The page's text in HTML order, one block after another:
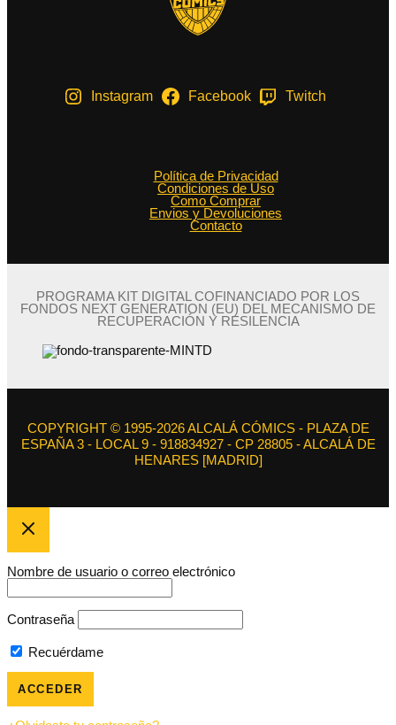
Instagram Facebook Twitch
Política de Privacidad
Condiciones de Uso
Como Comprar
Envios y Devoluciones
Contacto
PROGRAMA KIT DIGITAL COFINANCIADO POR LOS
FONDOS NEXT GENERATION (EU) DEL MECANISMO DE
RECUPERACIÓN Y RESILENCIA
COPYRIGHT © 1995-2026 ALCALÁ CÓMICS - PLAZA DE
ESPAÑA 3 - LOCAL 9 - 918834927 - CP 28805 - ALCALÁ DE
HENARES [MADRID]
Nombre de usuario o correo electrónico
Contraseña
Recuérdame